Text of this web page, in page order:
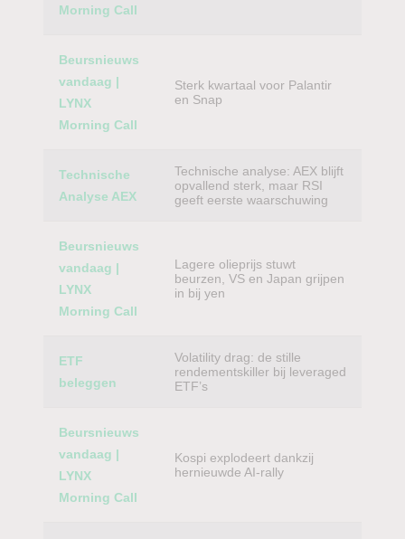
Morning Call
Beursnieuws
vandaag |
LYNX
Morning Call
Sterk kwartaal voor Palantir
en Snap
Technische
Analyse AEX
Technische analyse: AEX blijft
opvallend sterk, maar RSI
geeft eerste waarschuwing
Beursnieuws
vandaag |
LYNX
Morning Call
Lagere olieprijs stuwt
beurzen, VS en Japan grijpen
in bij yen
ETF
beleggen
Volatility drag: de stille
rendementskiller bij leveraged
ETF’s
Beursnieuws
vandaag |
LYNX
Morning Call
Kospi explodeert dankzij
hernieuwde AI-rally